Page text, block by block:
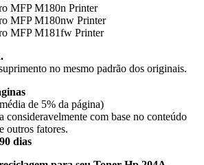
MFP M180n Printer
MFP M180nw Printer
MFP M181fw Printer
no mesmo padrão dos originais.
de 5% da página)
consideravelmente com base no conteúdo
outros fatores.
dias